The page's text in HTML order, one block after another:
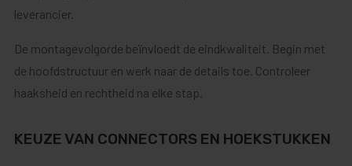
leverancier.
De montagevolgorde beïnvloedt de eindkwaliteit. Begin met
de hoofdstructuur en werk naar de details toe. Controleer
haaksheid en rechtheid na elke stap.
KEUZE VAN CONNECTORS EN HOEKSTUKKEN